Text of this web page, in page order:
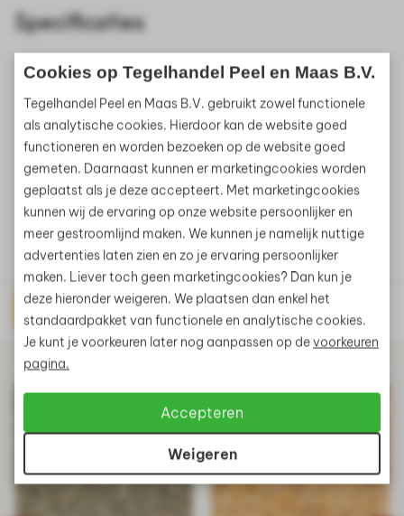
Specificaties
Grindmaat
6/14mm
Gewicht
750kg
Materiaal
Split
Artikelnummer
350439
Direct prijs aanvragen
Gerelateerde producten
Cookies op Tegelhandel Peel en Maas B.V.
Tegelhandel Peel en Maas B.V. gebruikt zowel functionele
als analytische cookies. Hierdoor kan de website goed
functioneren en worden bezoeken op de website goed
gemeten. Daarnaast kunnen er marketingcookies worden
geplaatst als je deze accepteert. Met marketingcookies
kunnen wij de ervaring op onze website persoonlijker en
meer gestroomlijnd maken. We kunnen je namelijk nuttige
advertenties laten zien en zo je ervaring persoonlijker
maken. Liever toch geen marketingcookies? Dan kun je
deze hieronder weigeren. We plaatsen dan enkel het
standaardpakket van functionele en analytische cookies.
Je kunt je voorkeuren later nog aanpassen op devoorkeuren
pagina.
Accepteren
Weigeren